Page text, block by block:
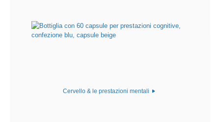
Cervello & le prestazioni mentali